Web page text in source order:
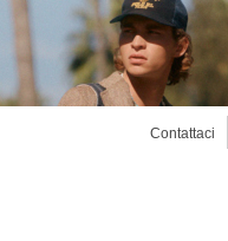
Contattaci